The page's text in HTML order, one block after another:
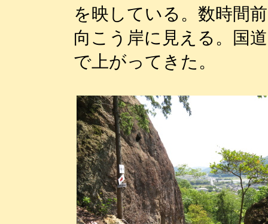
を映している。数時間
向こう岸に見える。国
で上がってきた。